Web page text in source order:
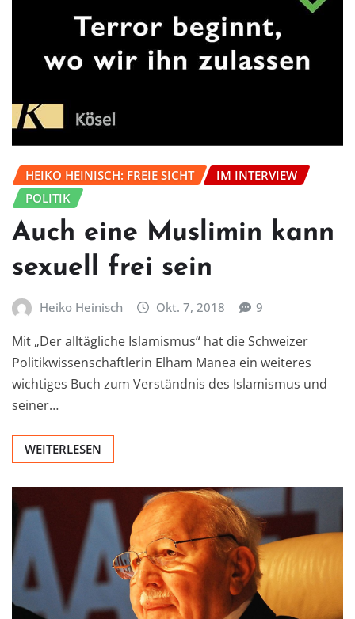
HEIKO HEINISCH: FREIE SICHT
IM INTERVIEW
POLITIK
Auch eine Muslimin kann
sexuell frei sein
Heiko Heinisch Okt. 7, 2018 9
Mit „Der alltägliche Islamismus“ hat die Schweizer
Politikwissenschaftlerin Elham Manea ein weiteres
wichtiges Buch zum Verständnis des Islamismus und
seiner…
WEITERLESEN